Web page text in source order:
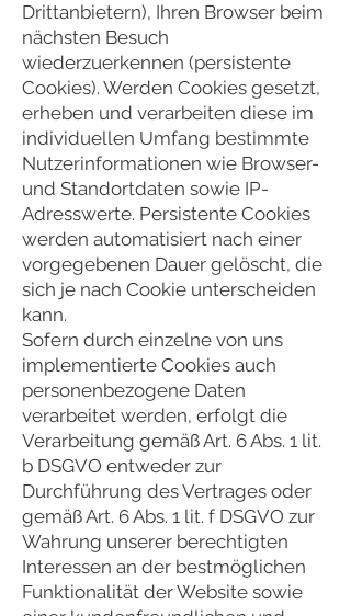
Drittanbietern), Ihren Browser beim
nächsten Besuch
wiederzuerkennen (persistente
Cookies). Werden Cookies gesetzt,
erheben und verarbeiten diese im
individuellen Umfang bestimmte
Nutzerinformationen wie Browser-
und Standortdaten sowie IP-
Adresswerte. Persistente Cookies
werden automatisiert nach einer
vorgegebenen Dauer gelöscht, die
sich je nach Cookie unterscheiden
kann.
Sofern durch einzelne von uns
implementierte Cookies auch
personenbezogene Daten
verarbeitet werden, erfolgt die
Verarbeitung gemäß Art. 6 Abs. 1 lit.
b DSGVO entweder zur
Durchführung des Vertrages oder
gemäß Art. 6 Abs. 1 lit. f DSGVO zur
Wahrung unserer berechtigten
Interessen an der bestmöglichen
Funktionalität der Website sowie